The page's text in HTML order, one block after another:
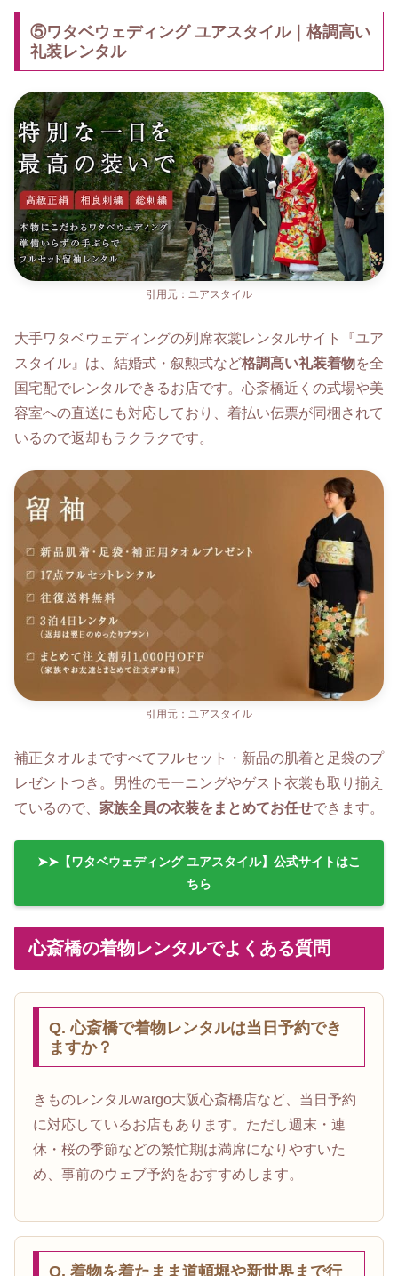
⑤ワタベウェディング ユアスタイル｜格調高い
礼装レンタル
引用元：ユアスタイル
大手ワタベウェディングの列席衣裳レンタルサイト『ユア
スタイル』は、結婚式・叙勲式など格調高い礼装着物を全
国宅配でレンタルできるお店です。心斎橋近くの式場や美
容室への直送にも対応しており、着払い伝票が同梱されて
いるので返却もラクラクです。
引用元：ユアスタイル
補正タオルまですべてフルセット・新品の肌着と足袋のプ
レゼントつき。男性のモーニングやゲスト衣裳も取り揃え
ているので、 家族全員の衣装をまとめてお任せできます。
➤➤【ワタベウェディング ユアスタイル】公式サイトはこ
ちら
心斎橋の着物レンタルでよくある質問
Q. 心斎橋で着物レンタルは当日予約でき
ますか？
きものレンタルwargo大阪心斎橋店など、当日予約
に対応しているお店もあります。ただし週末・連
休・桜の季節などの繁忙期は満席になりやすいた
め、事前のウェブ予約をおすすめします。
Q. 着物を着たまま道頓堀や新世界まで行